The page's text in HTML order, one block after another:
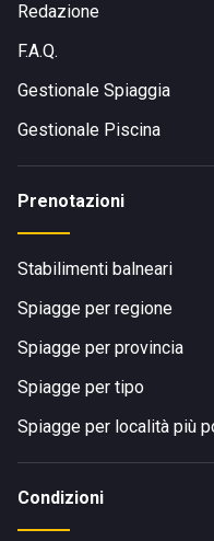
Redazione
F.A.Q.
Gestionale Spiaggia
Gestionale Piscina
Prenotazioni
Stabilimenti balneari
Spiagge per regione
Spiagge per provincia
Spiagge per tipo
Spiagge per località più
Condizioni